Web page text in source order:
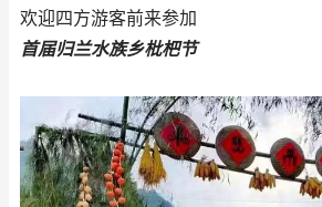
欢迎四方游客前来参加
首届归兰水族乡枇杷节